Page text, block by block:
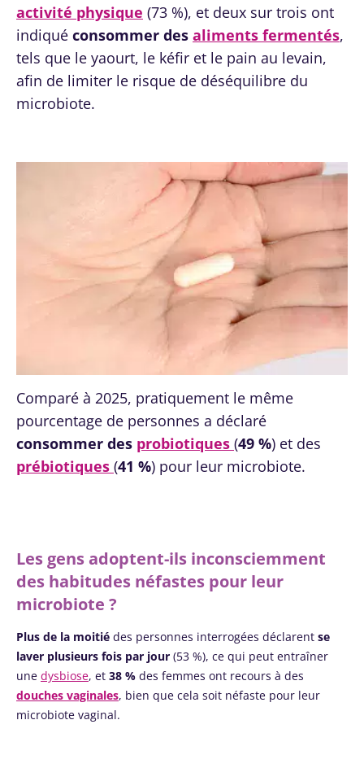
activité physique (73 %), et deux sur trois ont
indiqué consommer des aliments fermentés,
tels que le yaourt, le kéfir et le pain au levain,
afin de limiter le risque de déséquilibre du
microbiote.
Comparé à 2025, pratiquement le même
pourcentage de personnes a déclaré
consommer des probiotiques (49 %) et des
prébiotiques (41 %) pour leur microbiote.
Les gens adoptent-ils inconsciemment
des habitudes néfastes pour leur
microbiote ?
Plus de la moitié des personnes interrogées déclarent se
laver plusieurs fois par jour (53 %), ce qui peut entraîner
une dysbiose, et 38 % des femmes ont recours à des
douches vaginales, bien que cela soit néfaste pour leur
microbiote vaginal.